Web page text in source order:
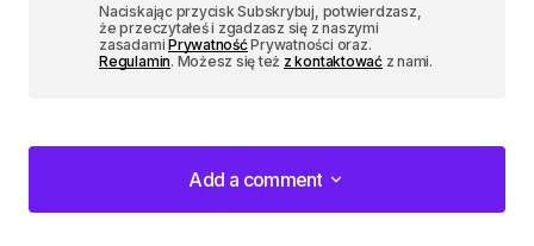
Naciskając przycisk Subskrybuj, potwierdzasz,
że przeczytałeś i zgadzasz się z naszymi
zasadamiPrywatnośćPrywatności oraz.
Regulamin. Możesz się też z kontaktowaćz nami.
Add a comment
Add a comment